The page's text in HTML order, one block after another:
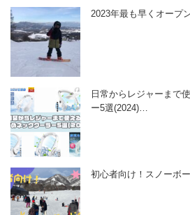
2023年最も早くオープ
日常からレジャーまで
ー5選(2024)…
初心者向け！スノーボ